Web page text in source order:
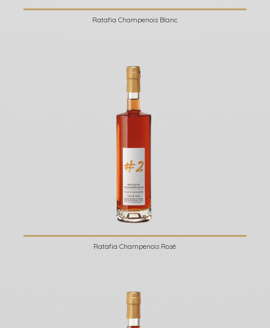
Ratafia Champenois Blanc
Ratafia Champenois Rosé